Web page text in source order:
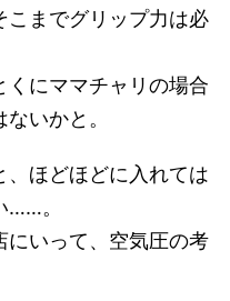
こまでグリップ力は必
にママチャリの場合
いかと。
ほどほどに入れては
……。
にいって、空気圧の考